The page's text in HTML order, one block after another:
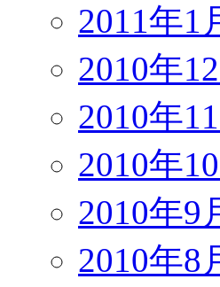
2011年1
2010年
2010年
2010年
2010年9
2010年8